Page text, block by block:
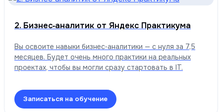
2. Бизнес‑аналитик от Яндекс Практикума
Вы освоите навыки бизнес‑аналитики — с нуля за 7,5
месяцев. Будет очень много практики на реальных
проектах, чтобы вы могли сразу стартовать в IT.
Записаться на обучение